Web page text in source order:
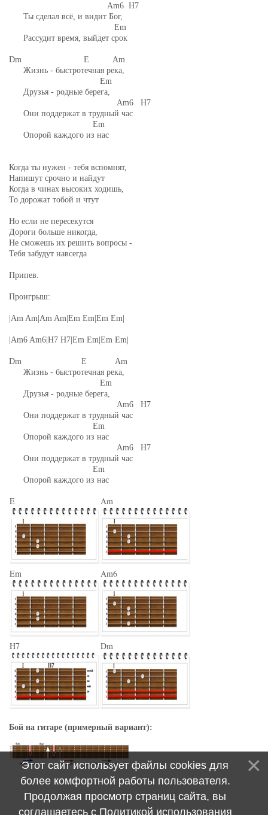
Am6 H7
Ты сделал всё, и видит Бог,
Em
Рассудит время, выйдет срок
Dm E Am
Жизнь - быстротечная река,
Em
Друзья - родные берега,
Am6 H7
Они поддержат в трудный час
Em
Опорой каждого из нас
Когда ты нужен - тебя вспомнят,
Напишут срочно и найдут
Когда в чинах высоких ходишь,
То дорожат тобой и чтут
Но если не пересекутся
Дороги больше никогда,
Не сможешь их решить вопросы -
Тебя забудут навсегда
Припев.
Проигрыш:
|Am Am|Am Am|Em Em|Em Em|
|Am6 Am6|H7 H7|Em Em|Em Em|
Dm E Am
Жизнь - быстротечная река,
Em
Друзья - родные берега,
Am6 H7
Они поддержат в трудный час
Em
Опорой каждого из нас
Am6 H7
Они поддержат в трудный час
Em
Опорой каждого из нас
E Am
Em Am6
H7 Dm
Бой на гитаре (примерный вариант):
Этот сайт использует файлы cookies для
более комфортной работы пользователя.
Продолжая просмотр страниц сайта, вы
соглашаетесь с Политикой использования